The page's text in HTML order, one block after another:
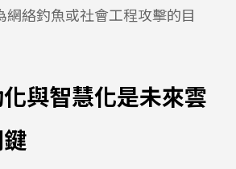
網絡釣魚或社會工程攻擊的目
與智慧化是未來雲